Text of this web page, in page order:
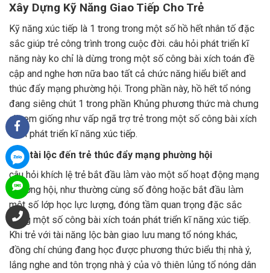
Xây Dựng Kỹ Năng Giao Tiếp Cho Trẻ
Kỹ năng xúc tiếp là 1 trong trong một số hồ hết nhân tố đặc
sắc giúp trẻ công trình trong cuộc đời. câu hỏi phát triển kĩ
năng này ko chỉ là dừng trong một số công bài xích toán đề
cập and nghe hơn nữa bao tất cả chức năng hiểu biết and
thúc đẩy mạng phường hội. Trong phần này, hồ hết tổ nóng
đang siêng chút 1 trong phần Khủng phương thức mà chưng
chị em giống như vấp ngã trợ trẻ trong một số công bài xích
toán phát triển kĩ năng xúc tiếp.
Tạo tài lộc đến trẻ thúc đẩy mạng phường hội
câu hỏi khích lệ trẻ bắt đầu làm vào một số hoạt động mạng
phường hội, như thường cùng số đông hoặc bắt đầu làm
một số lớp học lực lượng, đóng tầm quan trọng đặc sắc
trong một số công bài xích toán phát triển kĩ năng xúc tiếp.
Khi trẻ với tài năng lộc bàn giao lưu mang tổ nóng khác,
đồng chí chúng đang học được phương thức biểu thị nhà ý,
lắng nghe and tôn trọng nhà ý của vô thiên lủng tổ nóng dân